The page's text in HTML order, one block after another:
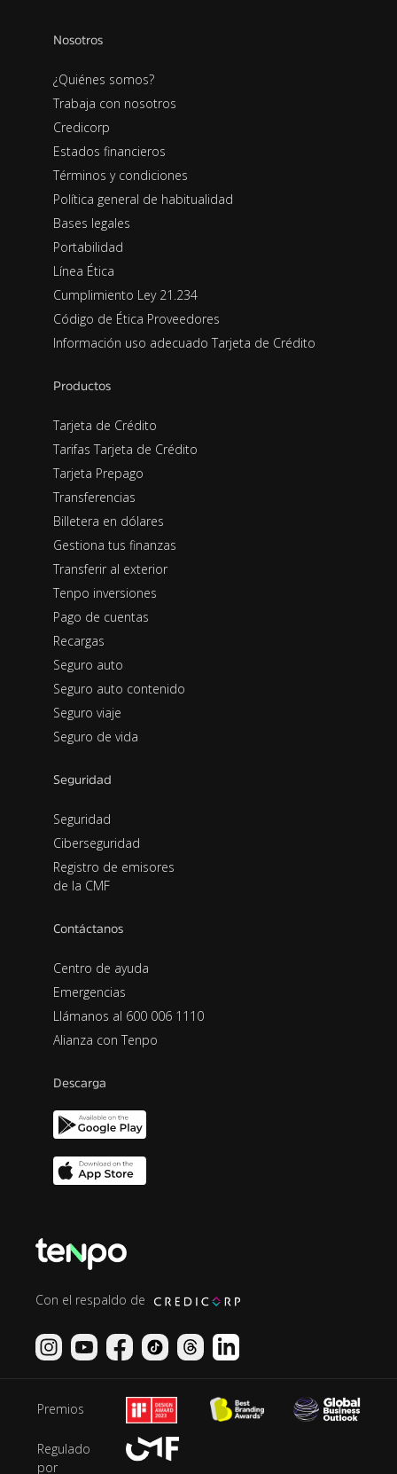
Nosotros
¿Quiénes somos?
Trabaja con nosotros
Credicorp
Estados financieros
Términos y condiciones
Política general de habitualidad
Bases legales
Portabilidad
Línea Ética
Cumplimiento Ley 21.234
Código de Ética Proveedores
Información uso adecuado Tarjeta de Crédito
Productos
Tarjeta de Crédito
Tarifas Tarjeta de Crédito
Tarjeta Prepago
Transferencias
Billetera en dólares
Gestiona tus finanzas
Transferir al exterior
Tenpo inversiones
Pago de cuentas
Recargas
Seguro auto
Seguro auto contenido
Seguro viaje
Seguro de vida
Seguridad
Seguridad
Ciberseguridad
Registro de emisores
de la CMF
Contáctanos
Centro de ayuda
Emergencias
Llámanos al 600 006 1110
Alianza con Tenpo
Descarga
Con el respaldo de
Premios
Regulado
por